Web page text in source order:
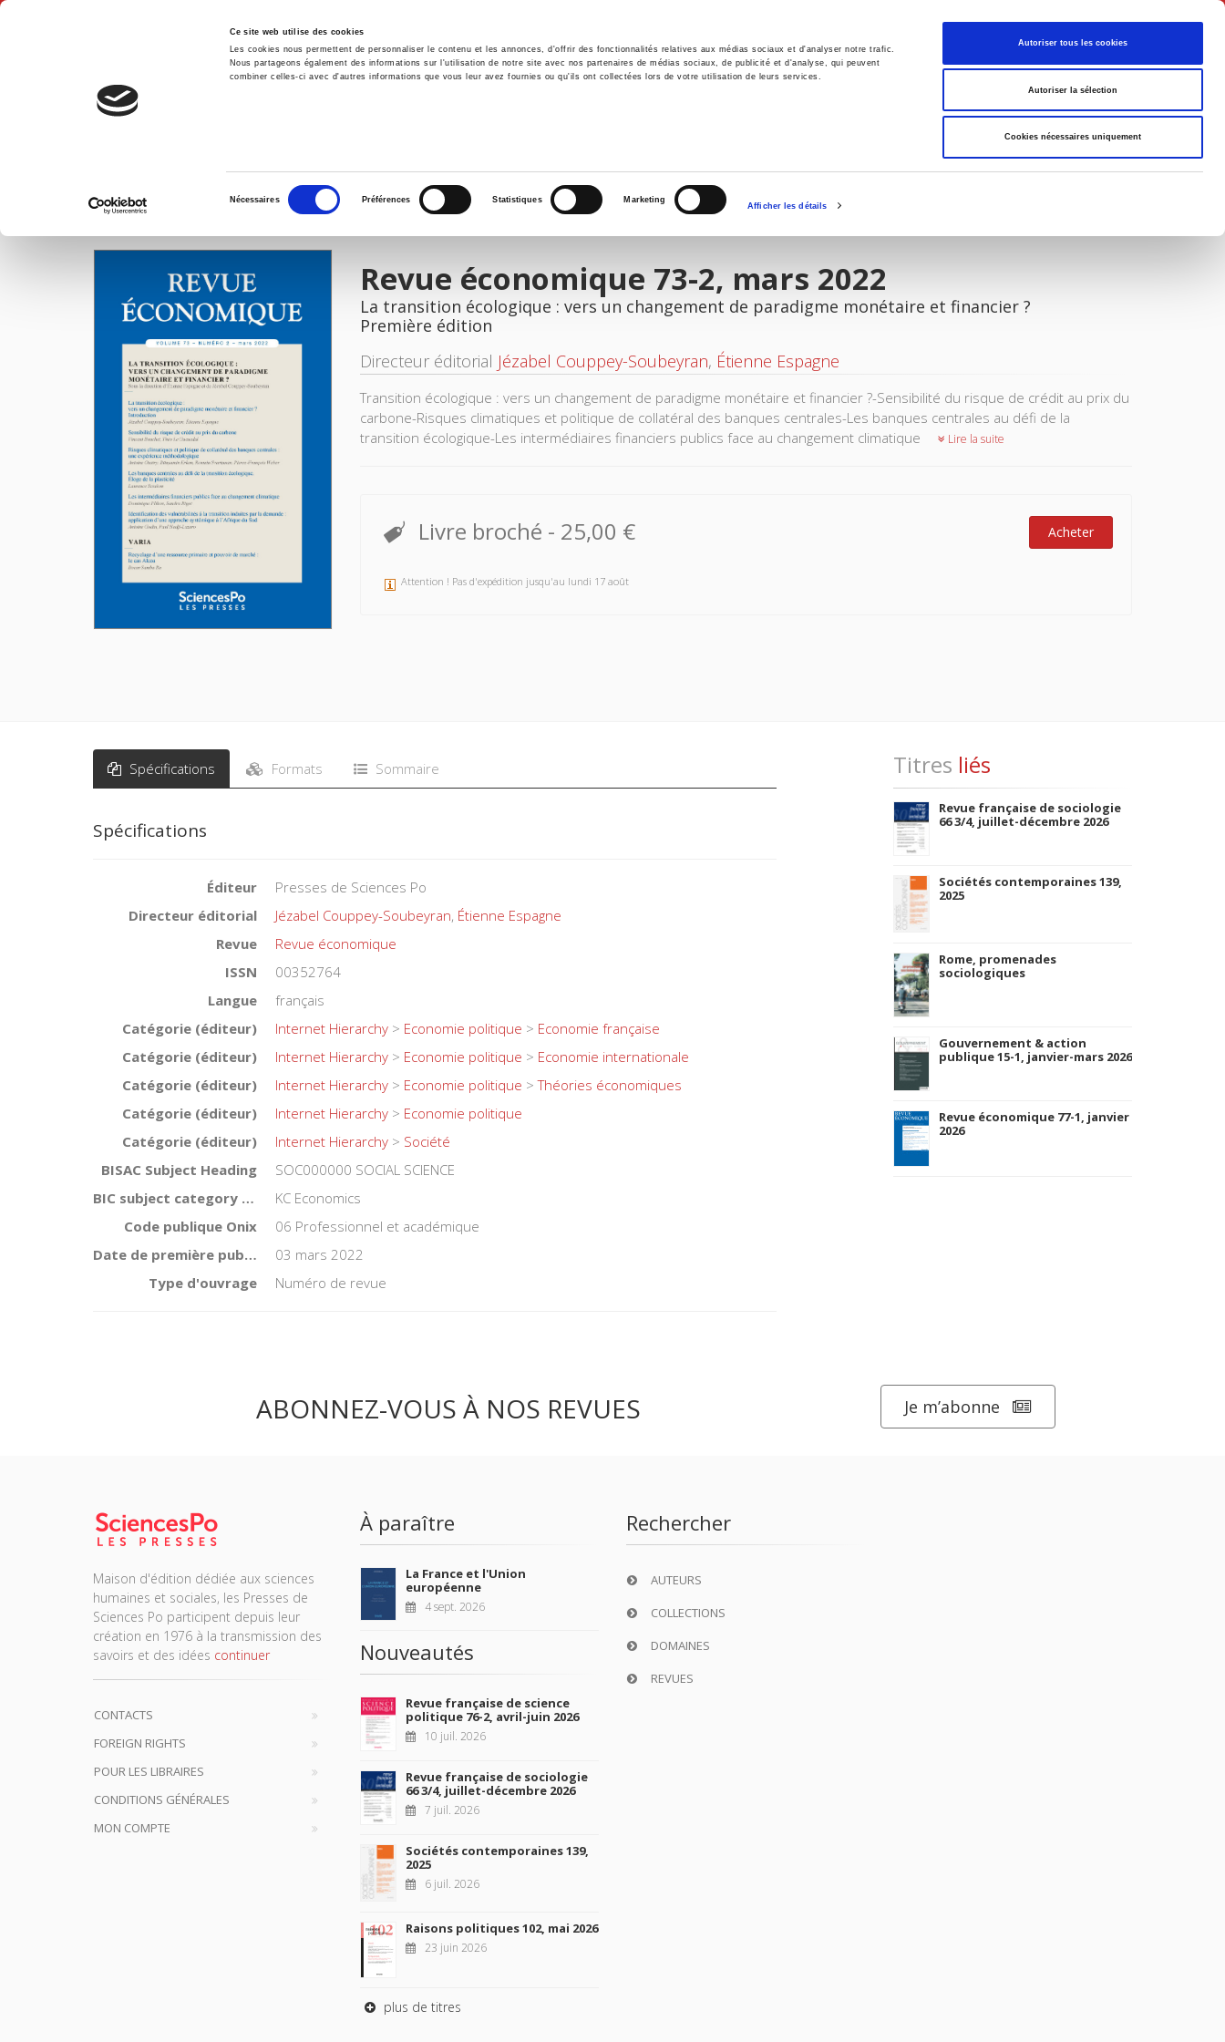
Ce site web utilise des cookies
Les cookies nous permettent de personnaliser le contenu et les annonces, d'offrir des fonctionnalités relatives aux médias sociaux et d'analyser notre trafic.
Nous partageons également des informations sur l'utilisation de notre site avec nos partenaires de médias sociaux, de publicité et d'analyse, qui peuvent
combiner celles-ci avec d'autres informations que vous leur avez fournies ou qu'ils ont collectées lors de votre utilisation de leurs services.
consentement
Nécessaires Préférences Statistiques Marketing
Afficher les détails
Autoriser tous les cookies
Autoriser la sélection
Cookies nécessaires uniquement
Français
Accueil Environnement Histoire International
IMAGES
Revue économique 73-2, mars 2022
La transition écologique : vers un changement de paradigme monétaire et financier ?
Première édition
Directeur éditorial Jézabel Couppey-Soubeyran, Étienne Espagne
Transition écologique : vers un changement de paradigme monétaire et financier ?-Sensibilité du risque de crédit au prix du
carbone-Risques climatiques et politique de collatéral des banques centrales-Les banques centrales au défi de la
transition écologique-Les intermédiaires financiers publics face au changement climatique
Lire la suite
Livre broché - 25,00 € Acheter
Attention ! Pas d'expédition jusqu'au lundi 17 août
Spécifications Formats Sommaire
Spécifications
Éditeur
Presses de Sciences Po
Directeur éditorial
Jézabel Couppey-Soubeyran, Étienne Espagne
Revue
Revue économique
ISSN
00352764
Langue
français
Catégorie (éditeur)
Internet Hierarchy > Economie politique > Economie française
Catégorie (éditeur)
Internet Hierarchy > Economie politique > Economie internationale
Catégorie (éditeur)
Internet Hierarchy > Economie politique >Théories économiques
Catégorie (éditeur)
Internet Hierarchy > Economie politique
Catégorie (éditeur)
Internet Hierarchy > Société
BISAC Subject Heading
SOC000000 SOCIAL SCIENCE
BIC subject category (UK)
KC Economics
Code publique Onix
06 Professionnel et académique
Date de première publication du titre
03 mars 2022
Type d'ouvrage
Numéro de revue
Titres liés
Revue française de sociologie
66 3/4, juillet-décembre 2026
Sociétés contemporaines 139,
2025
Rome, promenades
sociologiques
Gouvernement & action
publique 15-1, janvier-mars 2026
Revue économique 77-1, janvier
2026
ABONNEZ-VOUS À NOS REVUES Je m’abonne
Maison d'édition dédiée aux sciences
humaines et sociales, les Presses de
Sciences Po participent depuis leur
création en 1976 à la transmission des
savoirs et des idées continuer
CONTACTS
FOREIGN RIGHTS
POUR LES LIBRAIRES
CONDITIONS GÉNÉRALES
MON COMPTE
À paraître
La France et l'Union
européenne
4 sept. 2026
Nouveautés
Revue française de science
politique 76-2, avril-juin 2026
10 juil. 2026
Revue française de sociologie
66 3/4, juillet-décembre 2026
7 juil. 2026
Sociétés contemporaines 139,
2025
6 juil. 2026
Raisons politiques 102, mai 2026
23 juin 2026
plus de titres
Rechercher
AUTEURS
COLLECTIONS
DOMAINES
REVUES